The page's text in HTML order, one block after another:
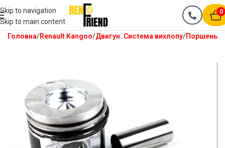
Skip to navigation
Skip to main content
0
Головна Renault Kangoo Двигун. Система вихлопу Поршень